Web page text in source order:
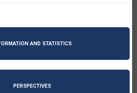
AND STATISTICS
PERSPECTIVES